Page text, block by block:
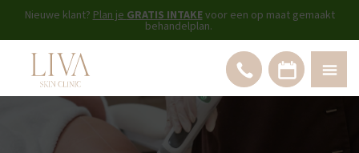
Nieuwe klant? Plan je GRATIS INTAKEvoor een op maat gemaakt
behandelplan.